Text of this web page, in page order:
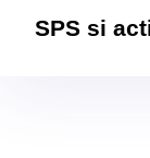
SPS si